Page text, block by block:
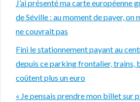
J’ai présenté ma carte européenne
de Séville : au moment de payer, on
ne couvrait pas
Fini le stationnement payant au
depuis ce parking frontalier, trains,
coûtent plus un euro
« Je pensais prendre mon billet sur